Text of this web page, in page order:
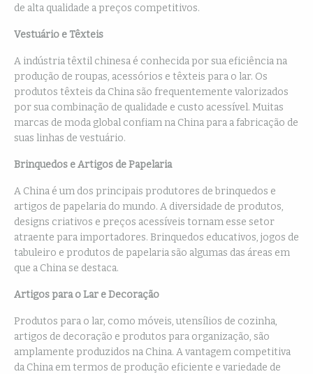
de alta qualidade a preços competitivos.
Vestuário e Têxteis
A indústria têxtil chinesa é conhecida por sua eficiência na
produção de roupas, acessórios e têxteis para o lar. Os
produtos têxteis da China são frequentemente valorizados
por sua combinação de qualidade e custo acessível. Muitas
marcas de moda global confiam na China para a fabricação de
suas linhas de vestuário.
Brinquedos e Artigos de Papelaria
A China é um dos principais produtores de brinquedos e
artigos de papelaria do mundo. A diversidade de produtos,
designs criativos e preços acessíveis tornam esse setor
atraente para importadores. Brinquedos educativos, jogos de
tabuleiro e produtos de papelaria são algumas das áreas em
que a China se destaca.
Artigos para o Lar e Decoração
Produtos para o lar, como móveis, utensílios de cozinha,
artigos de decoração e produtos para organização, são
amplamente produzidos na China. A vantagem competitiva
da China em termos de produção eficiente e variedade de